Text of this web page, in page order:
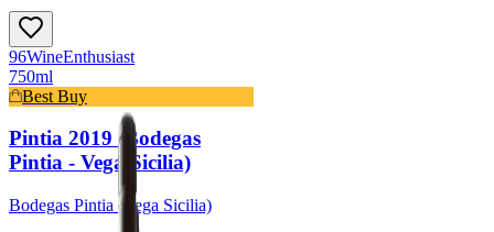
96WineEnthusiast
750ml
Best Buy
Pintia 2019 (Bodegas
Pintia - Vega Sicilia)
Bodegas Pintia (Vega Sicilia)